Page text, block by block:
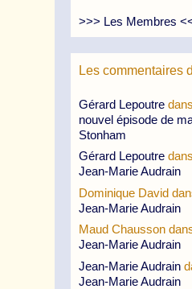
>>> Les Membres
Les commentaires
Gérard Lepoutre dans
nouvel épisode de
Stonham
Gérard Lepoutre dans
Jean-Marie Audrain
Dominique David
Jean-Marie Audrain
Maud Chausson
Jean-Marie Audrain
Jean-Marie Audrain
Jean-Marie Audrain